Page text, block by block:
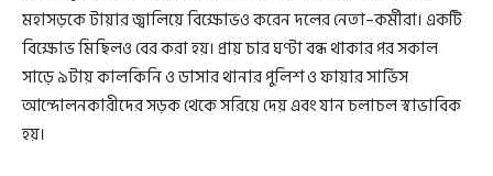
মহাসড়কে টায়ার জ্বালিয়ে বিক্ষোভও করেন দলের নেতা–কর্মীরা। একটি
বিক্ষোভ মিছিলও বের করা হয়। প্রায় চার ঘণ্টা বন্ধ থাকার পর সকাল
সাড়ে ৯টায় কালকিনি ও ডাসার থানার পুলিশ ও ফায়ার সার্ভিস
আন্দোলনকারীদের সড়ক থেকে সরিয়ে দেয় এবং যান চলাচল স্বাভাবিক
হয়।